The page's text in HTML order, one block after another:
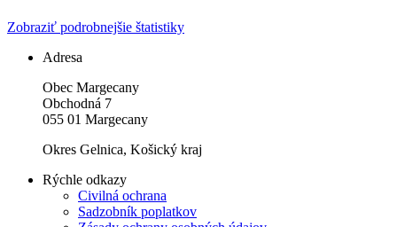
Zobraziť podrobnejšie štatistiky
Adresa
Obec Margecany
Obchodná 7
055 01 Margecany
Okres Gelnica, Košický kraj
Rýchle odkazy
Civilná ochrana
Sadzobník poplatkov